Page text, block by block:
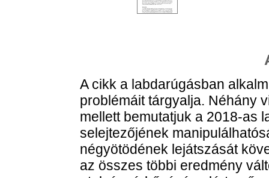
A cikk a labdarúgásban
problémáit tárgyalja. Néhány
mellett bemutatjuk a 2018-as
selejtezőjének
négyötödének lejátszását
az összes többi eredmény